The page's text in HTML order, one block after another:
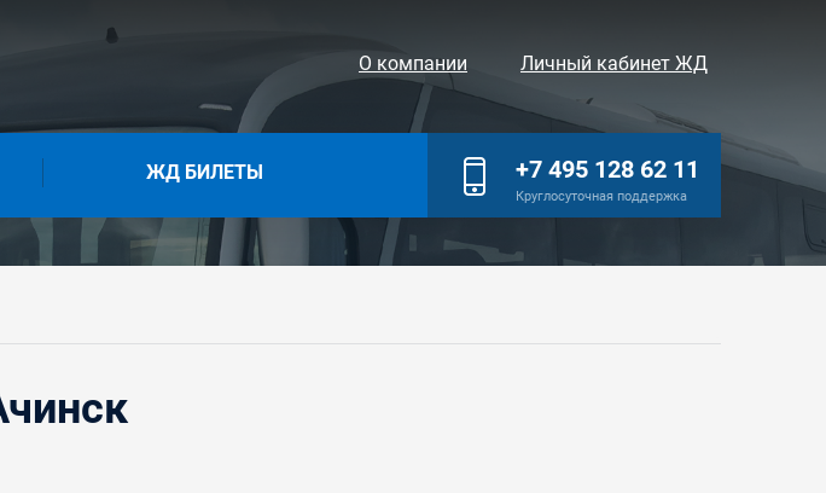
О компании Личный кабинет ЖД
ЖД БИЛЕТЫ +7 495 128 62 11
Круглосуточная поддержка